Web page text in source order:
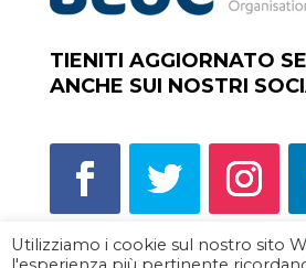
TIENITI AGGIORNATO
ANCHE SUI NOSTRI
Utilizziamo i cookie sul nostro sito